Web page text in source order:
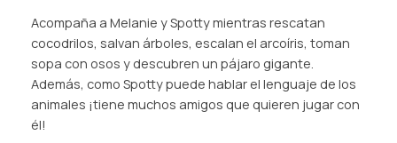
Acompaña a Melanie y Spotty mientras rescatan
cocodrilos, salvan árboles, escalan el arcoíris, toman
sopa con osos y descubren un pájaro gigante.
Además, como Spotty puede hablar el lenguaje de los
animales ¡tiene muchos amigos que quieren jugar con
él!